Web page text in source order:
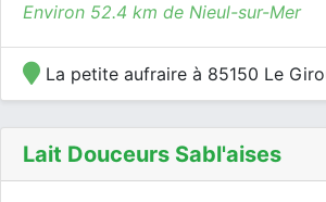
Environ 52.4 km de Nieul-sur-Mer
La petite aufraire à 85150 Le
Lait Douceurs Sabl'aises